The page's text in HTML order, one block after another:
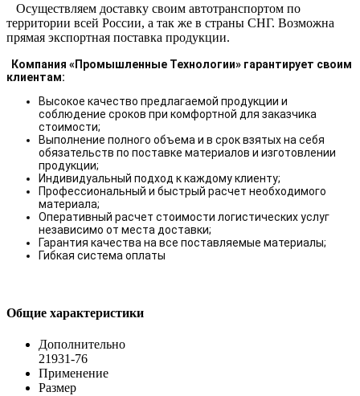
Осуществляем доставку своим автотранспортом по
территории всей России, а так же в страны СНГ. Возможна
прямая экспортная поставка продукции.
Компания «Промышленные Технологии» гарантирует своим
клиентам:
Высокое качество предлагаемой продукции и
соблюдение сроков при комфортной для заказчика
стоимости;
Выполнение полного объема и в срок взятых на себя
обязательств по поставке материалов и изготовлении
продукции;
Индивидуальный подход к каждому клиенту;
Профессиональный и быстрый расчет необходимого
материала;
Оперативный расчет стоимости логистических услуг
независимо от места доставки;
Гарантия качества на все поставляемые материалы;
Гибкая система оплаты
Общие характеристики
Дополнительно
21931-76
Применение
Размер